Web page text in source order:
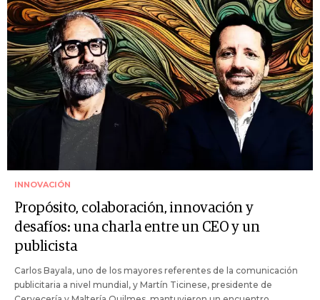
INNOVACIÓN
Propósito, colaboración, innovación y
desafíos: una charla entre un CEO y un
publicista
Carlos Bayala, uno de los mayores referentes de la comunicación
publicitaria a nivel mundial, y Martín Ticinese, presidente de